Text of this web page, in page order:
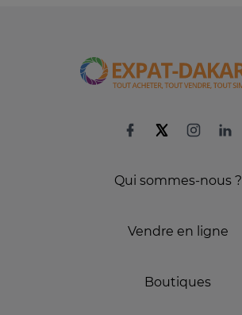
Qui sommes-nous ?
Vendre en ligne
Boutiques